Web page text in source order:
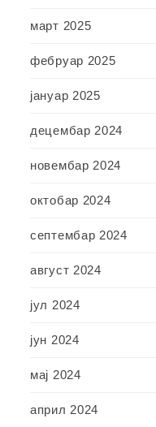
март 2025
фебруар 2025
јануар 2025
децембар 2024
новембар 2024
октобар 2024
септембар 2024
август 2024
јул 2024
јун 2024
мај 2024
април 2024